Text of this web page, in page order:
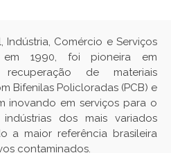
Indústria, Comércio e Serviços
em 1990, foi pioneira em
de materiais
Bifenilas Policloradas (PCB) e
inovando em serviços para o
dos mais variados
a maior referência brasileira
contaminados.